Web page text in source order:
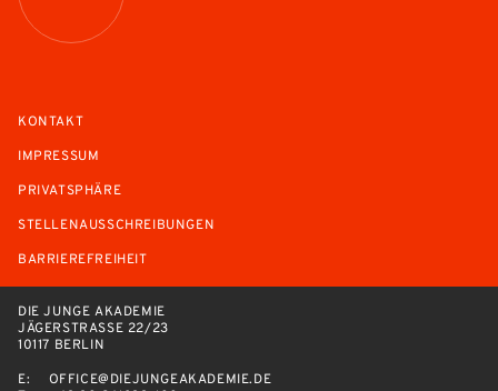
KONTAKT
IMPRESSUM
PRIVATSPHÄRE
STELLENAUSSCHREIBUNGEN
BARRIEREFREIHEIT
DIE JUNGE AKADEMIE
JÄGERSTRASSE 22/23
10117 BERLIN
E:
OFFICE@DIEJUNGEAKADEMIE.DE